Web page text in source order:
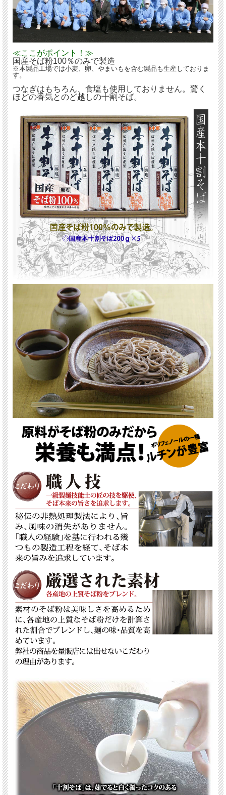
≪ここがポイント！≫
国産そば粉100％のみで製造
※本製品工場では小麦、卵、やまいもを含む製品も生産しておりま
す。
つなぎはもちろん、食塩も使用しておりません。驚く
ほどの香気とのど越しの十割そば。